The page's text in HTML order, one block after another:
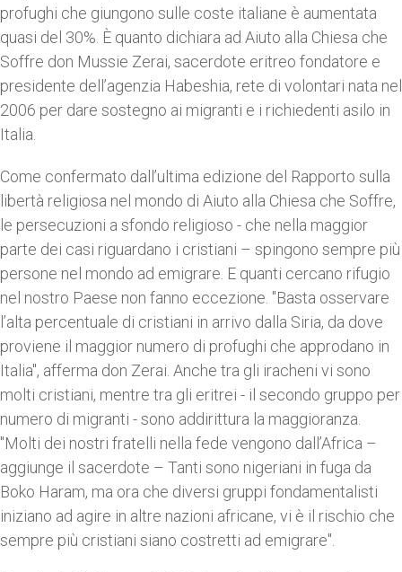
profughi che giungono sulle coste italiane è aumentata
quasi del 30%. È quanto dichiara ad Aiuto alla Chiesa che
Soffre don Mussie Zerai, sacerdote eritreo fondatore e
presidente dell’agenzia Habeshia, rete di volontari nata nel
2006 per dare sostegno ai migranti e i richiedenti asilo in
Italia.
Come confermato dall’ultima edizione del Rapporto sulla
libertà religiosa nel mondo di Aiuto alla Chiesa che Soffre,
le persecuzioni a sfondo religioso - che nella maggior
parte dei casi riguardano i cristiani – spingono sempre più
persone nel mondo ad emigrare. E quanti cercano rifugio
nel nostro Paese non fanno eccezione. "Basta osservare
l’alta percentuale di cristiani in arrivo dalla Siria, da dove
proviene il maggior numero di profughi che approdano in
Italia", afferma don Zerai. Anche tra gli iracheni vi sono
molti cristiani, mentre tra gli eritrei - il secondo gruppo per
numero di migranti - sono addirittura la maggioranza.
"Molti dei nostri fratelli nella fede vengono dall’Africa –
aggiunge il sacerdote – Tanti sono nigeriani in fuga da
Boko Haram, ma ora che diversi gruppi fondamentalisti
iniziano ad agire in altre nazioni africane, vi è il rischio che
sempre più cristiani siano costretti ad emigrare".